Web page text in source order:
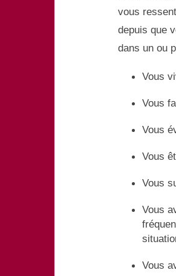
vous
depuis que
dans un ou
Vous
Vous
Vous
Vous
Vous
Vous
Vous